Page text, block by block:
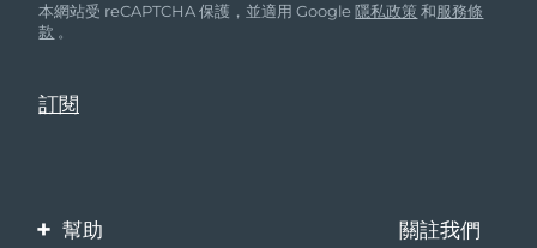
本網站受 reCAPTCHA 保護，並適用 Google隱私政策 和服務條
款 。
幫助 關註我們